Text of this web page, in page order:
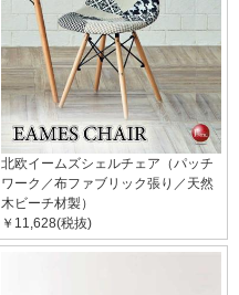
北欧イームズシェルチェア（パッチ
ワーク／布ファブリック張り／天然
木ビーチ材製）
￥11,628(税抜)